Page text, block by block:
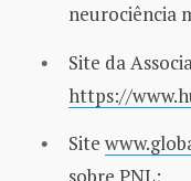
neurociência
Site da
https://
Site